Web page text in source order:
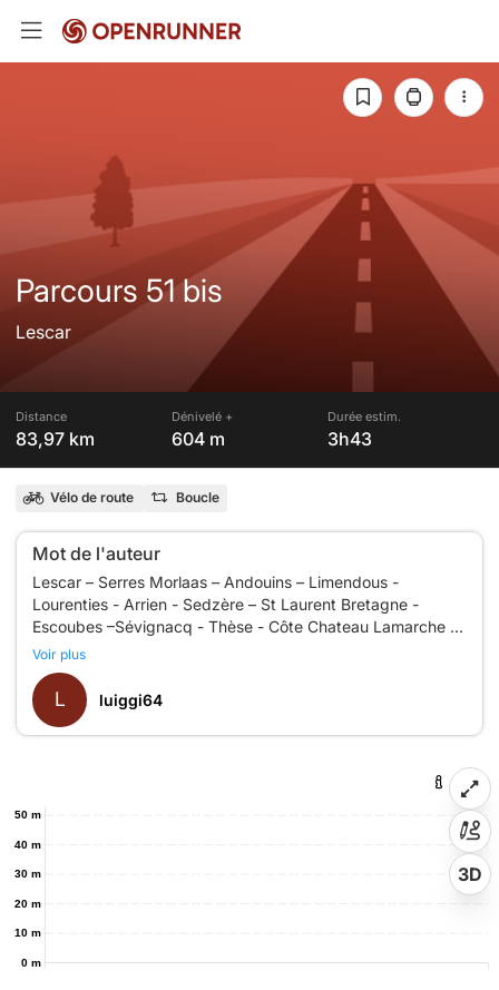
Parcours 51 bis
Lescar
Distance
83,97 km
Dénivelé +
604 m
Durée estim.
3h43
Vélo de route Boucle
Mot de l'auteur
Lescar – Serres Morlaas – Andouins – Limendous -
Lourenties - Arrien - Sedzère – St Laurent Bretagne -
Escoubes –Sévignacq - Thèse - Côte Chateau Lamarche -
Voir plus
L luiggi64
0 m
10 m
20 m
30 m
40 m
50 m
3D